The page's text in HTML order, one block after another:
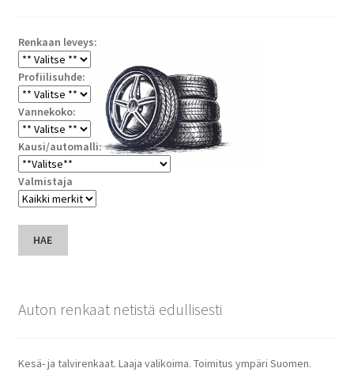
Renkaan leveys:
Profiilisuhde:
Vannekoko:
Kausi/automalli:
Valmistaja
HAE
Auton renkaat netistä edullisesti
Kesä- ja talvirenkaat. Laaja valikoima. Toimitus ympäri Suomen.